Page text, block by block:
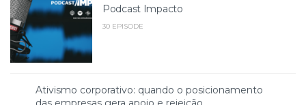
Podcast Impacto
30 EPISODE
Ativismo corporativo: quando o posicionamento